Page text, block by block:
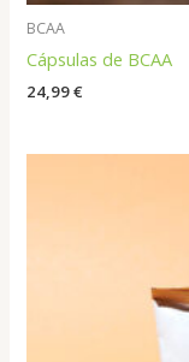
BCAA
Cápsulas de BCAA
24,99€